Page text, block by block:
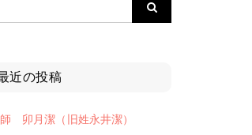
近の投稿
卯月潔（旧姓永井潔）